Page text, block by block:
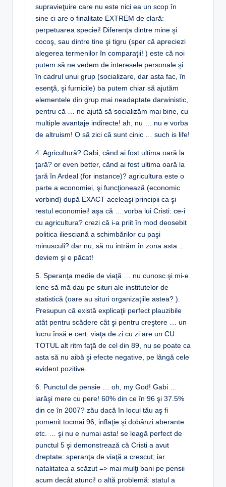
supravieţuire care nu este nici ea un scop în
sine ci are o finalitate EXTREM de clară:
perpetuarea speciei! Diferenţa dintre mine şi
cocoş, sau dintre tine şi tigru (sper că apreciezi
alegerea termenilor în comparaţii! ) este că noi
putem să ne vedem de interesele personale şi
în cadrul unui grup (socializare, dar asta fac, în
esenţă, şi furnicile) ba putem chiar să ajutăm
elementele din grup mai neadaptate darwinistic,
pentru că … ne ajută să socializăm mai bine, cu
multiple avantaje indirecte! ah, nu … nu e vorba
de altruism! O să zici că sunt cinic … such is life!
4. Agricultură? Gabi, când ai fost ultima oară la
ţară? or even better, când ai fost ultima oară la
ţară în Ardeal (for instance)? agricultura este o
parte a economiei, şi funcţionează (economic
vorbind) după EXACT aceleaşi principii ca şi
restul economiei! aşa că … vorba lui Cristi: ce-i
cu agricultura? crezi că i-a priit în mod deosebit
politica iliesciană a schimbărilor cu paşi
minusculi? dar nu, să nu intrăm în zona asta …
deviem şi e păcat!
5. Speranţa medie de viaţă … nu cunosc şi mi-e
lene să mă dau pe situri ale institutelor de
statistică (oare au situri organizaţiile astea? ).
Presupun că există explicaţii perfect plauzibile
atât pentru scădere cât şi pentru creştere … un
lucru însă e cert: viaţa de zi cu zi are un CU
TOTUL alt ritm faţă de cel din 89, nu se poate ca
asta să nu aibă şi efecte negative, pe lângă cele
evident pozitive.
6. Punctul de pensie … oh, my God! Gabi …
iarăşi mere cu pere! 60% din ce în 96 şi 37.5%
din ce în 2007? zău dacă în locul tău aş fi
pomenit tocmai 96, inflaţie şi dobânzi aberante
etc. … şi nu e numai asta! se leagă perfect de
punctul 5 şi demonstrează că Cristi a avut
dreptate: speranţa de viaţă a crescut; iar
natalitatea a scăzut => mai mulţi bani pe pensii
acum decât atunci! o altă problemă: statul a